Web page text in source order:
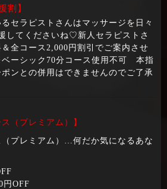
割】
セラピストさんはマッサージを日々
してくださいね♡新人セラピストさ
全コース2,000円割引でご案内させ
ーシック70分コース使用不可 本指
ンとの併用はできませんのでご了承
（ブレミアム）】
プレミアム）…何だか気になるあな
円OFF